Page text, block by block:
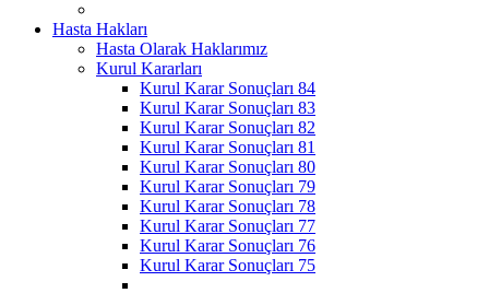
Hasta Hakları
Hasta Olarak Haklarımız
Kurul Kararları
Kurul Karar Sonuçları 84
Kurul Karar Sonuçları 83
Kurul Karar Sonuçları 82
Kurul Karar Sonuçları 81
Kurul Karar Sonuçları 80
Kurul Karar Sonuçları 79
Kurul Karar Sonuçları 78
Kurul Karar Sonuçları 77
Kurul Karar Sonuçları 76
Kurul Karar Sonuçları 75